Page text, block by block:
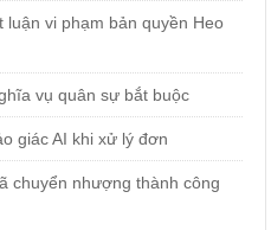
luận vi phạm bản quyền Heo
vụ quân sự bắt buộc
giác AI khi xử lý đơn
chuyển nhượng thành công